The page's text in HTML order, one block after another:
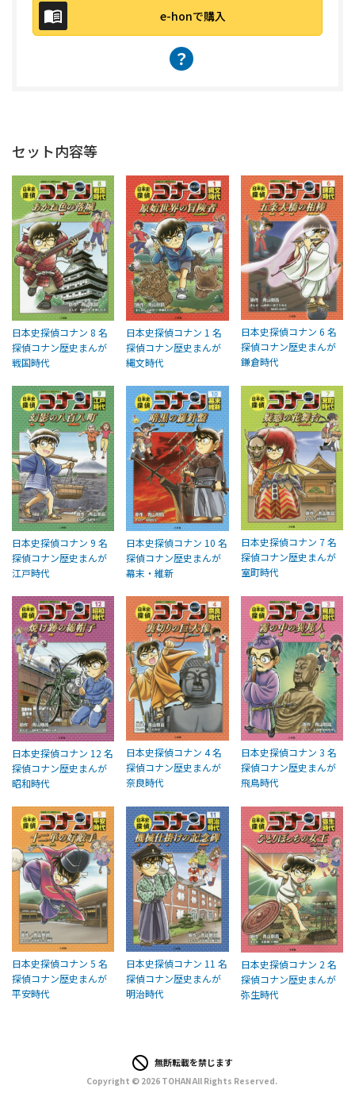
e-honで購入
？
セット内容等
日本史探偵コナン 8 名
探偵コナン歴史まんが
戦国時代
日本史探偵コナン 1 名
探偵コナン歴史まんが
縄文時代
日本史探偵コナン 6 名
探偵コナン歴史まんが
鎌倉時代
日本史探偵コナン 9 名
探偵コナン歴史まんが
江戸時代
日本史探偵コナン 10 名
探偵コナン歴史まんが
幕末・維新
日本史探偵コナン 7 名
探偵コナン歴史まんが
室町時代
日本史探偵コナン 12 名
探偵コナン歴史まんが
昭和時代
日本史探偵コナン 4 名
探偵コナン歴史まんが
奈良時代
日本史探偵コナン 3 名
探偵コナン歴史まんが
飛鳥時代
日本史探偵コナン 5 名
探偵コナン歴史まんが
平安時代
日本史探偵コナン 11 名
探偵コナン歴史まんが
明治時代
日本史探偵コナン 2 名
探偵コナン歴史まんが
弥生時代
無断転載を禁じます
Copyright © 2026 TOHAN All Rights Reserved.